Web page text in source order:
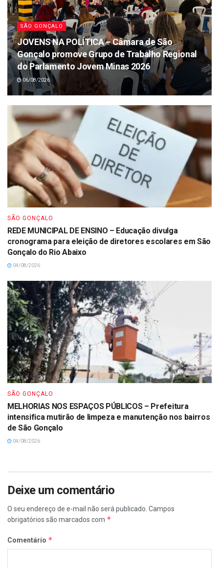
SÃO GONÇALO
JOVENS NA POLÍTICA – Câmara de São
Gonçalo promove Grupo de Trabalho Regional
do Parlamento Jovem Minas 2026
06/08/2026
SÃO GONÇALO
REDE MUNICIPAL DE ENSINO – Educação divulga
cronograma para eleição de diretores escolares em São
Gonçalo do Rio Abaixo
04/08/2026
SÃO GONÇALO
MELHORIAS NOS ESPAÇOS PÚBLICOS – Prefeitura
intensifica mutirão de limpeza e manutenção nos bairros
de São Gonçalo
04/08/2026
Deixe um comentário
O seu endereço de e-mail não será publicado. Campos
obrigatórios são marcados com *
Comentário *